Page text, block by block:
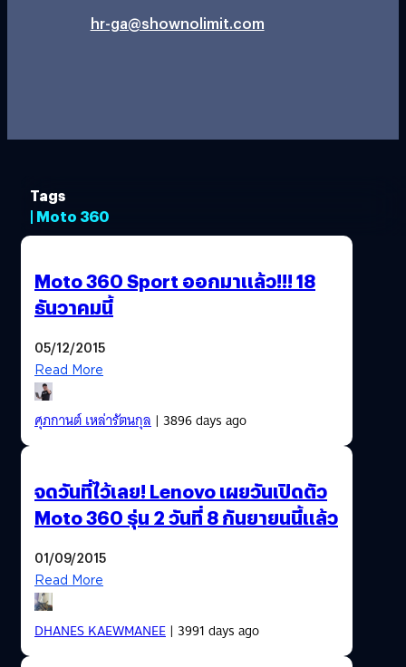
hr-ga@shownolimit.com
Tags
| Moto 360
Moto 360 Sport ออกมาแล้ว!!! 18
ธันวาคมนี้
05/12/2015
Read More
ศุภกานต์ เหล่ารัตนกุล| 3896 days ago
จดวันที่ไว้เลย! Lenovo เผยวันเปิดตัว
Moto 360 รุ่น 2 วันที่ 8 กันยายนนี้แล้ว
01/09/2015
Read More
DHANES KAEWMANEE| 3991 days ago